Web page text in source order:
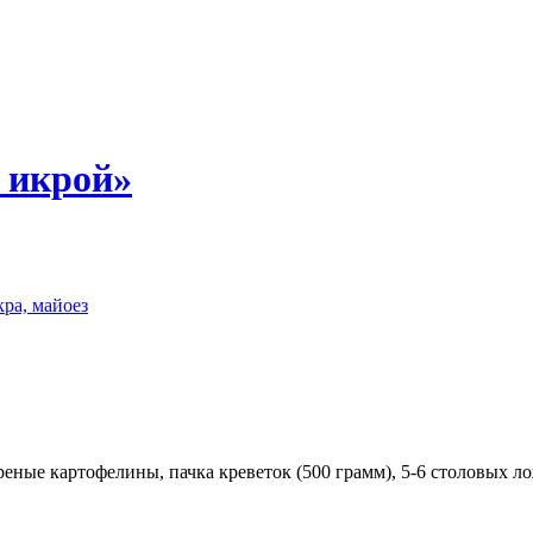
майоез
картофелины, пачка креветок (500 грамм), 5-6 столовых